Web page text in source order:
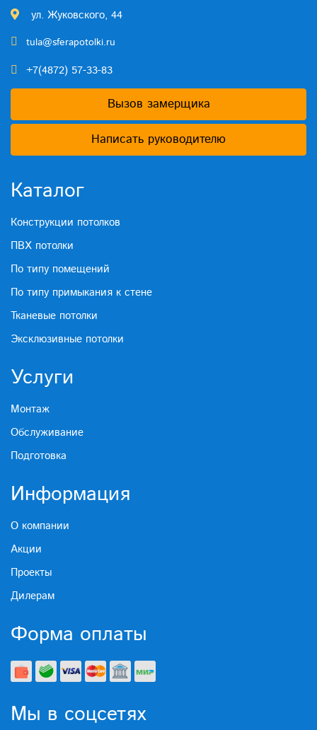
ул. Жуковского, 44
tula@sferapotolki.ru
+7(4872) 57-33-83
Вызов замерщика
Написать руководителю
Каталог
Конструкции потолков
ПВХ потолки
По типу помещений
По типу примыкания к стене
Тканевые потолки
Эксклюзивные потолки
Услуги
Монтаж
Обслуживание
Подготовка
Информация
О компании
Акции
Проекты
Дилерам
Форма оплаты
Мы в соцсетях